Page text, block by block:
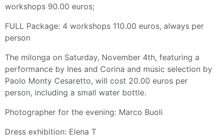
workshops 90.00 euros;
FULL Package: 4 workshops 110.00 euros, always per
person
The milonga on Saturday, November 4th, featuring a
performance by Ines and Corina and music selection by
Paolo Monty Cesaretto, will cost 20.00 euros per
person, including a small water bottle.
Photographer for the evening: Marco Buoli
Dress exhibition: Elena T